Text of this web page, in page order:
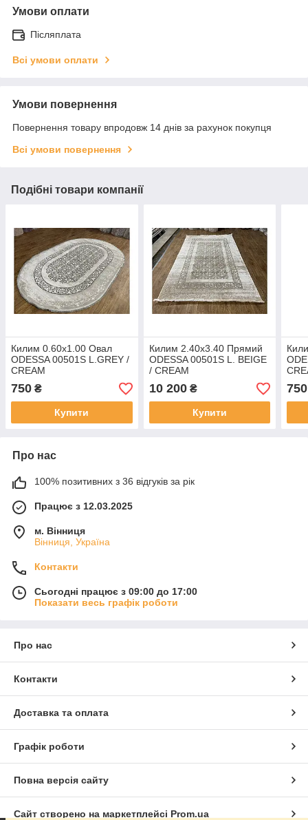
Умови оплати
Післяплата
Всі умови оплати
Умови повернення
Повернення товару впродовж 14 днів за рахунок покупця
Всі умови повернення
Подібні товари компанії
Килим 0.60х1.00 Овал
ODESSA 00501S L.GREY /
CREAM
750 ₴
Купити
Килим 2.40х3.40 Прямий
ODESSA 00501S L. BEIGE
/ CREAM
10 200₴
Купити
750
Про нас
100% позитивних з 36 відгуків за рік
Працює з 12.03.2025
м. Вінниця
Вінниця, Україна
Контакти
Сьогодні працює з 09:00 до 17:00
Показати весь графік роботи
Про нас
Контакти
Доставка та оплата
Графік роботи
Повна версія сайту
Сайт створено на маркетплейсі Prom.ua